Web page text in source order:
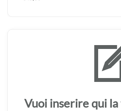
Vuoi inserire qui